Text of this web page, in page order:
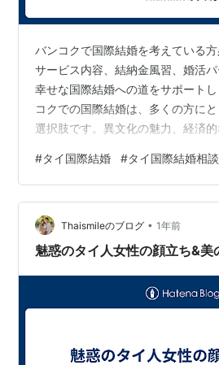
バンコクで国際結婚を考えている
サービス内容、結納金風習、婚活パ
幸せな国際結婚への道をサポート
コクでの国際結婚は、多くの方に
選択肢です。異文化の魅力、経済
がこの道を選んでいます。このブ
おける結婚相談所のサービス内容
パーティー、そして国際結婚を成
トについて深く掘り下げ、読者の皆
届けします。 結婚相談所の利用 サ
#タイ国際結婚 #タイ国際結婚相
Thaismileのブログ • 1年前
魅惑のタイ人女性の顔立ち&美